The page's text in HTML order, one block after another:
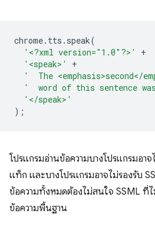
chrome. tts . speak(
'<?xml version="1.0"?>'
+
'<speak>'
+
'  The <emphasis>second</
'  word of this sentence
'</speak>'
);
โปรแกรมอ่านข้อความบางโปรแกรมอา
แท็ก และบางโปรแกรมอาจไม่รองรับ
ข้อความทั้งหมดต้องไม่สนใจ SSML ที่
ข้อความพื้นฐาน